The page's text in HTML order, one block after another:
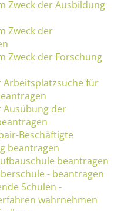
Zweck der Ausbildung
Zweck der
Zweck der Forschung
für
der
Beschäftigte
beantragen
beantragen
- beantragen
Schulen -
wahrnehmen